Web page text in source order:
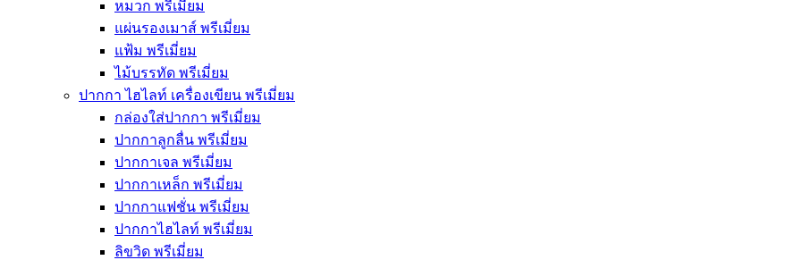
หมวก พรีเมี่ยม
แผ่นรองเมาส์ พรีเมี่ยม
แฟ้ม พรีเมี่ยม
ไม้บรรทัด พรีเมี่ยม
ปากกา ไฮไลท์ เครื่องเขียน พรีเมี่ยม
กล่องใส่ปากกา พรีเมี่ยม
ปากกาลูกลื่น พรีเมี่ยม
ปากกาเจล พรีเมี่ยม
ปากกาเหล็ก พรีเมี่ยม
ปากกาแฟชั่น พรีเมี่ยม
ปากกาไฮไลท์ พรีเมี่ยม
ลิขวิด พรีเมี่ยม